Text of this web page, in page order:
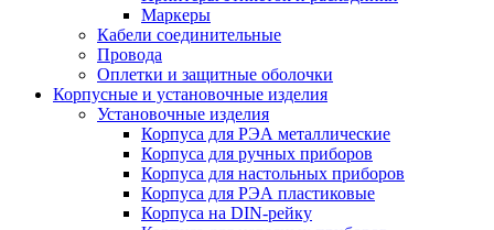
Маркеры
Кабели соединительные
Провода
Оплетки и защитные оболочки
Корпусные и установочные изделия
Установочные изделия
Корпуса для РЭА металлические
Корпуса для ручных приборов
Корпуса для настольных приборов
Корпуса для РЭА пластиковые
Корпуса на DIN-рейку